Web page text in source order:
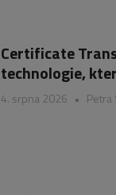
Certificate
technologie,
4. srpna 2026 • Petra